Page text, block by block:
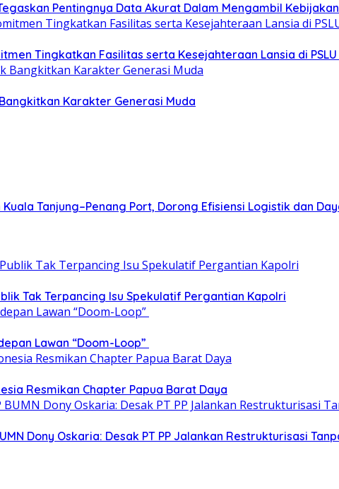
Pentingnya Data Akurat Dalam Mengambil
Tingkatkan Fasilitas serta Kesejahteraan Lansia di PSLU
Karakter Generasi Muda
Tanjung–Penang Port, Dorong Efisiensi Logistik dan
Tak Terpancing Isu Spekulatif Pergantian Kapolri
Lawan “Doom-Loop”
Resmikan Chapter Papua Barat Daya
Dony Oskaria: Desak PT PP Jalankan Restrukturisasi